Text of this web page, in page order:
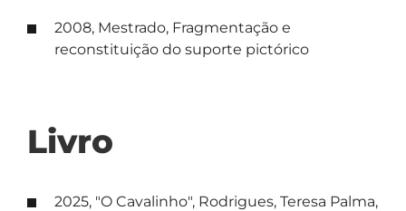
2008, Mestrado, Fragmentação e
reconstituição do suporte pictórico
Livro
2025, "O Cavalinho", Rodrigues, Teresa Palma,